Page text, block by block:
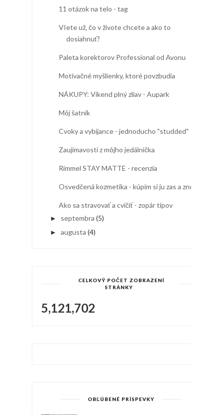
11 otázok na telo - tag
VIete už, čo v živote chcete a ako to
dosiahnuť?
Paleta korektorov Professional od Avonu
Motivačné myšlienky, ktoré povzbudia
NÁKUPY: Víkend plný zliav - Aupark
Môj šatník
Cvoky a vybíjance - jednoducho "studded"
Zaujímavosti z môjho jedálnička
Rimmel STAY MATTE - recenzia
Osvedčená kozmetika - kúpim si ju zas a znova
Ako sa stravovať a cvičiť - zopár tipov
► septembra (5)
► augusta (4)
CELKOVÝ POČET ZOBRAZENÍ
STRÁNKY
5,121,702
OBĽÚBENÉ PRÍSPEVKY